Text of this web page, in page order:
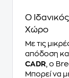
Ο
Χώρο
Με τις
απόδοση
CADR , ο
Μπορεί να